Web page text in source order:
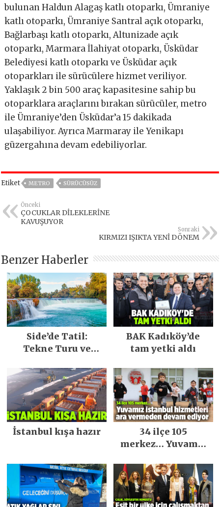
bulunan Haldun Alagaş katlı otoparkı, Ümraniye
katlı otoparkı, Ümraniye Santral açık otoparkı,
Bağlarbaşı katlı otoparkı, Altunizade açık
otoparkı, Marmara İlahiyat otoparkı, Üsküdar
Belediyesi katlı otoparkı ve Üsküdar açık
otoparkları ile sürücülere hizmet veriliyor.
Yaklaşık 2 bin 500 araç kapasitesine sahip bu
otoparklara araçlarını bırakan sürücüler, metro
ile Ümraniye’den Üsküdar’a 15 dakikada
ulaşabiliyor. Ayrıca Marmaray ile Yenikapı
güzergahına devam edebiliyorlar.
Etiket METRO SÜRÜCÜSÜZ
Önceki
ÇOCUKLAR DİLEKLERİNE
KAVUŞUYOR
Sonraki
KIRMIZI IŞIKTA YENİ DÖNEM
Benzer Haberler
Side’de Tatil:
Tekne Turu ve
BAK Kadıköy’de
tam yetki aldı
İstanbul kışa hazır
34 ilçe 105
merkez… Yuvamız
ara vermeden
devam ediyor